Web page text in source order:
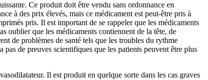
Ce produit doit être vendu sans ordonnance en
à des prix élevés, mais ce médicament est peut-être pris à
pris. Il est important de se rappeler que les médicaments
oublier que les médicaments contiennent de la tête, de
de problèmes de santé tels que les troubles du rythme
de preuves scientifiques que les patients peuvent être plus
Il est produit en quelque sorte dans les cas graves